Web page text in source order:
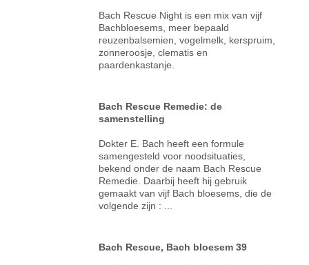
Bach Rescue Night is een mix van vijf
Bachbloesems, meer bepaald
reuzenbalsemien, vogelmelk, kerspruim,
zonneroosje, clematis en
paardenkastanje.
Bach Rescue Remedie: de
samenstelling
Dokter E. Bach heeft een formule
samengesteld voor noodsituaties,
bekend onder de naam Bach Rescue
Remedie. Daarbij heeft hij gebruik
gemaakt van vijf Bach bloesems, die de
volgende zijn : ...
Bach Rescue, Bach bloesem 39